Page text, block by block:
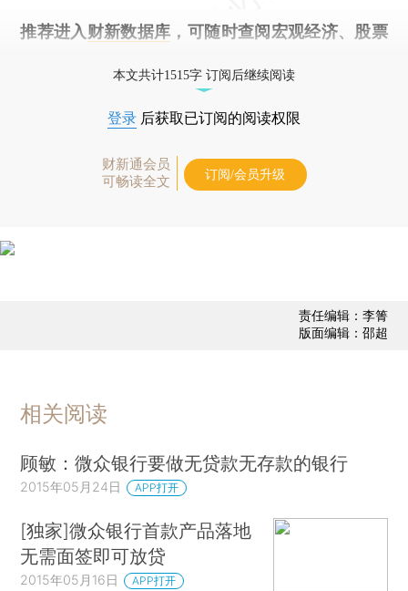
推荐进入 财新数据库 ，可随时查阅宏观经济、股票
本文共计1515字 订阅后继续阅读
登录 后获取已订阅的阅读权限
财新通会员
可畅读全文
订阅/会员升级
责任编辑：李箐
版面编辑：邵超
相关阅读
顾敏：微众银行要做无贷款无存款的银行
2015年05月24日 APP打开
[独家]微众银行首款产品落地
无需面签即可放贷
2015年05月16日 APP打开